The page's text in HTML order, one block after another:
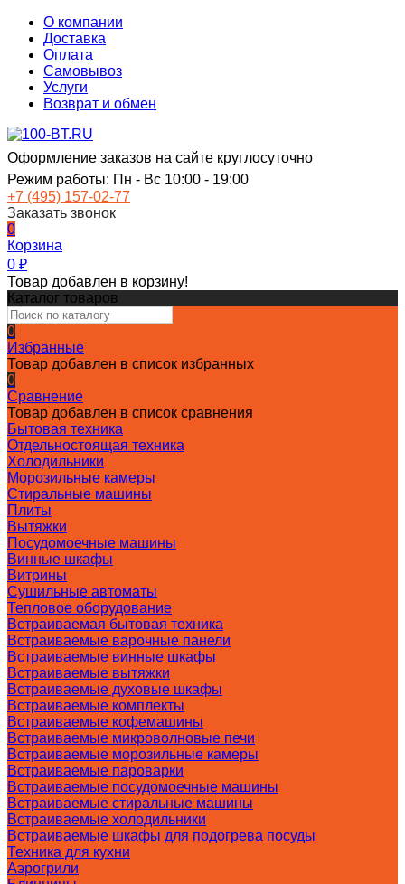
О компании
Доставка
Оплата
Самовывоз
Услуги
Возврат и обмен
Оформление заказов на сайте круглосуточно
Режим работы: Пн - Вс 10:00 - 19:00
+7 (495) 157-02-77
Заказать звонок
0
Корзина
0 ₽
Товар добавлен в корзину!
Каталог товаров
0
Избранные
Товар добавлен в список избранных
0
Сравнение
Товар добавлен в список сравнения
Бытовая техника
Отдельностоящая техника
Холодильники
Морозильные камеры
Стиральные машины
Плиты
Вытяжки
Посудомоечные машины
Винные шкафы
Витрины
Сушильные автоматы
Тепловое оборудование
Встраиваемая бытовая техника
Встраиваемые варочные панели
Встраиваемые винные шкафы
Встраиваемые вытяжки
Встраиваемые духовые шкафы
Встраиваемые комплекты
Встраиваемые кофемашины
Встраиваемые микроволновые печи
Встраиваемые морозильные камеры
Встраиваемые пароварки
Встраиваемые посудомоечные машины
Встраиваемые стиральные машины
Встраиваемые холодильники
Встраиваемые шкафы для подогрева посуды
Техника для кухни
Аэрогрили